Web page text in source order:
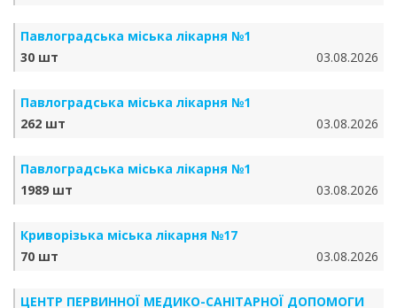
Павлоградська міська лікарня №1
30 шт
03.08.2026
Павлоградська міська лікарня №1
262 шт
03.08.2026
Павлоградська міська лікарня №1
1989 шт
03.08.2026
Криворізька міська лікарня №17
70 шт
03.08.2026
ЦЕНТР ПЕРВИННОЇ МЕДИКО-САНІТАРНОЇ ДОПОМОГИ